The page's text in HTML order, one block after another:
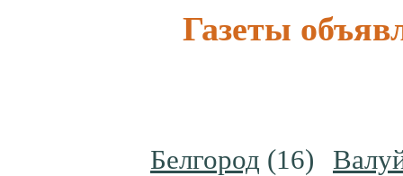
Газеты
Белгород (16)